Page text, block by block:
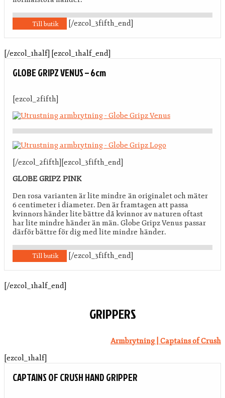
Till butik [/ezcol_3fifth_end]
[/ezcol_1half] [ezcol_1half_end]
GLOBE GRIPZ VENUS – 6cm
[ezcol_2fifth]
[/ezcol_2fifth][ezcol_3fifth_end]
GLOBE GRIPZ PINK
Den rosa varianten är lite mindre än originalet och mäter
6 centimeter i diameter. Den är framtagen att passa
kvinnors händer lite bättre då kvinnor av naturen oftast
har lite mindre händer än män. Globe Gripz Venus passar
därför bättre för dig med lite mindre händer.
Till butik [/ezcol_3fifth_end]
[/ezcol_1half_end]
GRIPPERS
Armbrytning | Captains of Crush
[ezcol_1half]
CAPTAINS OF CRUSH HAND GRIPPER